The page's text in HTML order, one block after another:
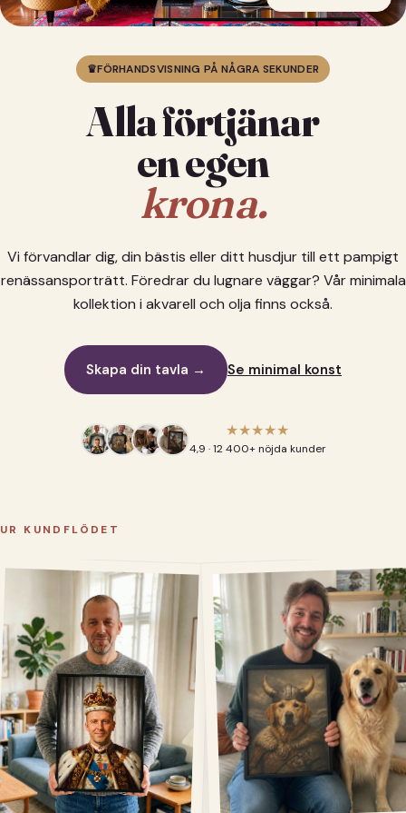
♛FÖRHANDSVISNING PÅ NÅGRA SEKUNDER
Alla förtjänar
en egen
krona.
Vi förvandlar dig, din bästis eller ditt husdjur till ett pampigt
renässansporträtt. Föredrar du lugnare väggar? Vår minimala
kollektion i akvarell och olja finns också.
Skapa din tavla → Se minimal konst
★★★★★
4,9 · 12 400+ nöjda kunder
UR KUNDFLÖDET